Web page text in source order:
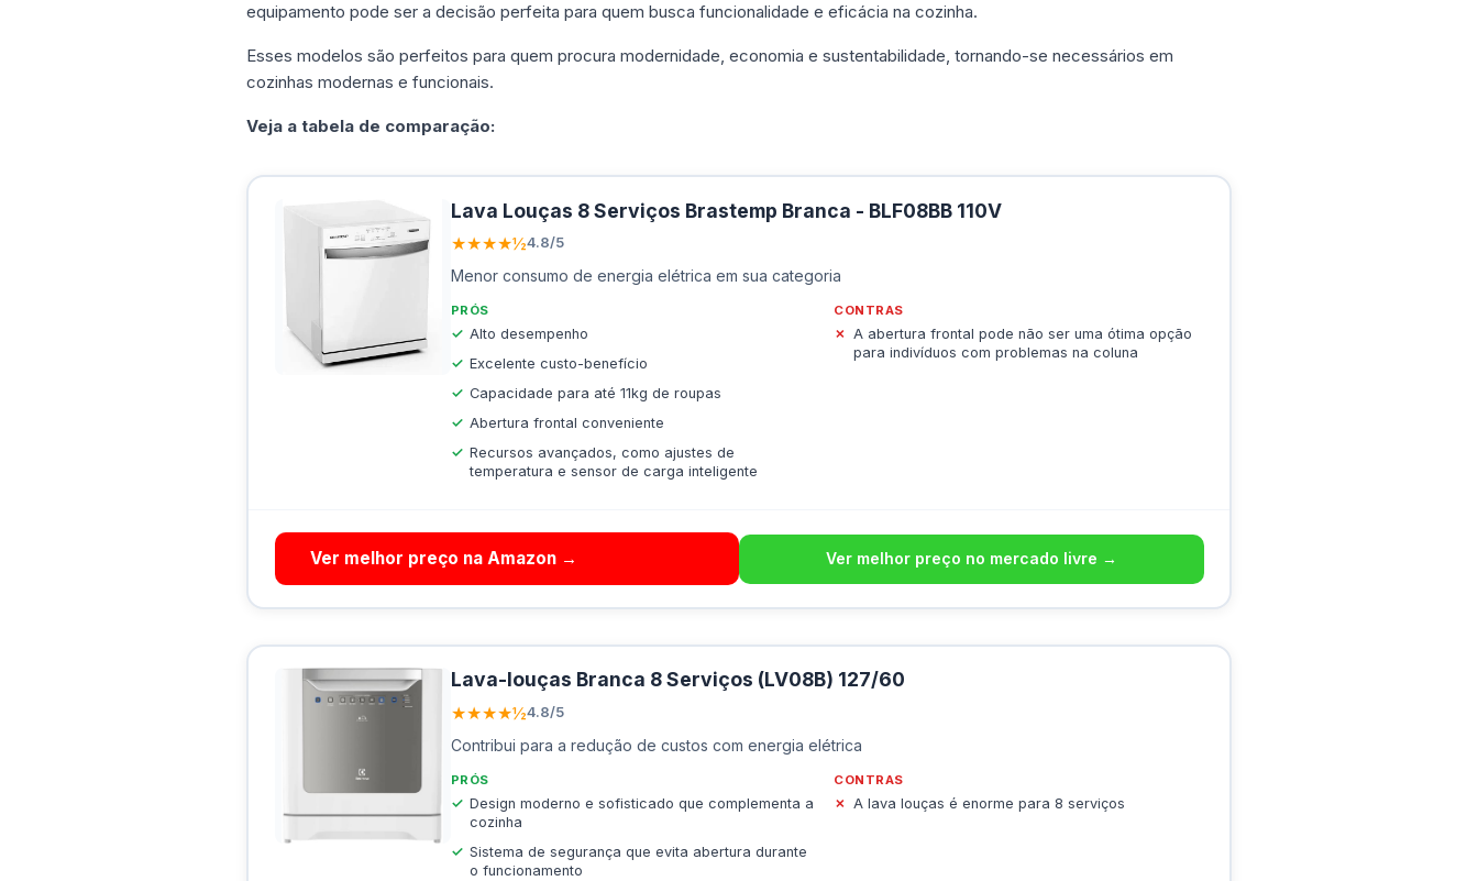
equipamento pode ser a decisão perfeita para quem busca funcionalidade e eficácia na cozinha.
Esses modelos são perfeitos para quem procura modernidade, economia e sustentabilidade, tornando-se necessários em
cozinhas modernas e funcionais.
Veja a tabela de comparação:
Lava Louças 8 Serviços Brastemp Branca - BLF08BB 110V
★★★★½4.8/5
Menor consumo de energia elétrica em sua categoria
PRÓS
Alto desempenho
Excelente custo-benefício
Capacidade para até 11kg de roupas
Abertura frontal conveniente
Recursos avançados, como ajustes de
temperatura e sensor de carga inteligente
CONTRAS
A abertura frontal pode não ser uma ótima opção
para indivíduos com problemas na coluna
Ver melhor preço na Amazon → Ver melhor preço no mercado livre →
Lava-louças Branca 8 Serviços (LV08B) 127/60
★★★★½4.8/5
Contribui para a redução de custos com energia elétrica
PRÓS
Design moderno e sofisticado que complementa a
cozinha
Sistema de segurança que evita abertura durante
o funcionamento
CONTRAS
A lava louças é enorme para 8 serviços